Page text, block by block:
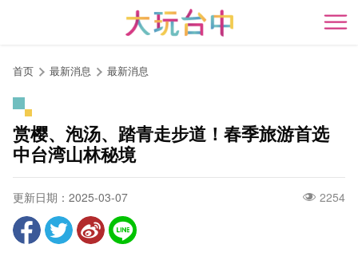
开
首页 最新消息 最新消息
赏樱、泡汤、踏青走步道！春季旅游首选
中台湾山林秘境
更新日期：2025-03-07 2254